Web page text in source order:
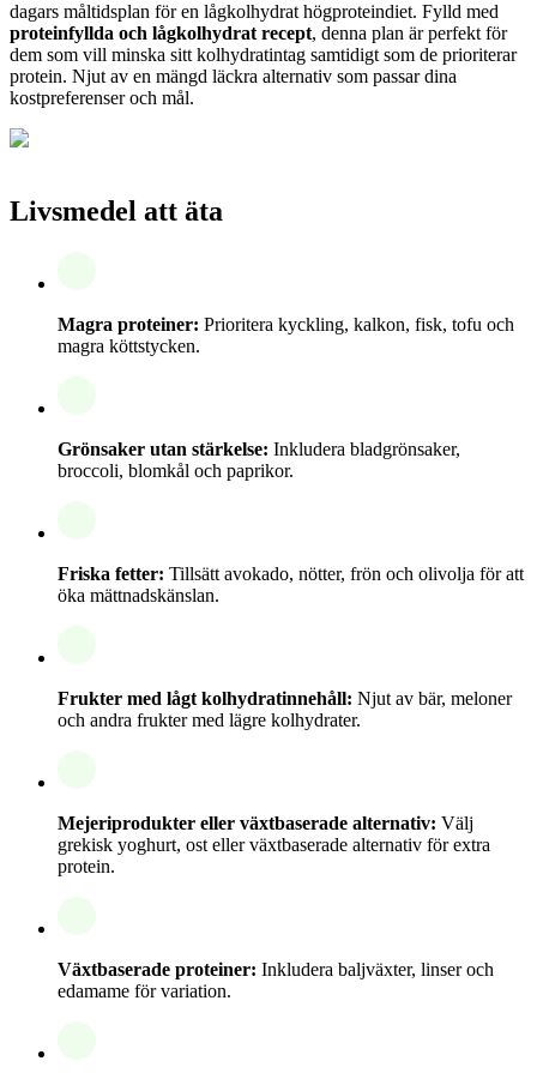
dagars måltidsplan för en lågkolhydrat högproteindiet. Fylld med
proteinfyllda och lågkolhydrat recept, denna plan är perfekt för
dem som vill minska sitt kolhydratintag samtidigt som de prioriterar
protein. Njut av en mängd läckra alternativ som passar dina
kostpreferenser och mål.
Livsmedel att äta
Magra proteiner: Prioritera kyckling, kalkon, fisk, tofu och
magra köttstycken.
Grönsaker utan stärkelse: Inkludera bladgrönsaker,
broccoli, blomkål och paprikor.
Friska fetter: Tillsätt avokado, nötter, frön och olivolja för att
öka mättnadskänslan.
Frukter med lågt kolhydratinnehåll: Njut av bär, meloner
och andra frukter med lägre kolhydrater.
Mejeriprodukter eller växtbaserade alternativ: Välj
grekisk yoghurt, ost eller växtbaserade alternativ för extra
protein.
Växtbaserade proteiner: Inkludera baljväxter, linser och
edamame för variation.